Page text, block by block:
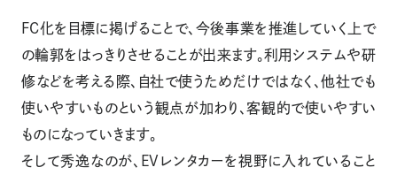
FC化を目標に掲げることで、今後事業を推進していく上で
の輪郭をはっきりさせることが出来ます。利用システムや研
修などを考える際、自社で使うためだけではなく、他社でも
使いやすいものという観点が加わり、客観的で使いやすい
ものになっていきます。
そして秀逸なのが、EVレンタカーを視野に入れていること